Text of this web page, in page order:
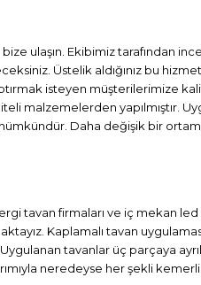
ulaşın. Ekibimiz tarafından
Üstelik aldığınız bu
isteyen müşterilerimize
malzemelerden yapılmıştır.
Daha değişik bir
tavan firmaları ve iç mekan
Kaplamalı tavan
tavanlar üç parçaya
neredeyse her şekli